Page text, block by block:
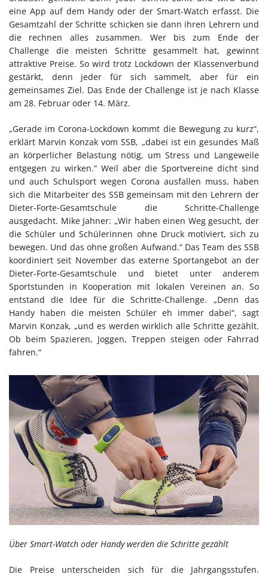
eine App auf dem Handy oder der Smart-Watch erfasst. Die
Gesamtzahl der Schritte schicken sie dann ihren Lehrern und
die rechnen alles zusammen. Wer bis zum Ende der
Challenge die meisten Schritte gesammelt hat, gewinnt
attraktive Preise. So wird trotz Lockdown der Klassenverbund
gestärkt, denn jeder für sich sammelt, aber für ein
gemeinsames Ziel. Das Ende der Challenge ist je nach Klasse
am 28. Februar oder 14. März.
„Gerade im Corona-Lockdown kommt die Bewegung zu kurz“,
erklärt Marvin Konzak vom SSB, „dabei ist ein gesundes Maß
an körperlicher Belastung nötig, um Stress und Langeweile
entgegen zu wirken.“ Weil aber die Sportvereine dicht sind
und auch Schulsport wegen Corona ausfallen muss, haben
sich die Mitarbeiter des SSB gemeinsam mit den Lehrern der
Dieter-Forte-Gesamtschule die Schritte-Challenge
ausgedacht. Mike Jahner: „Wir haben einen Weg gesucht, der
die Schüler und Schülerinnen ohne Druck motiviert, sich zu
bewegen. Und das ohne großen Aufwand.“ Das Team des SSB
koordiniert seit November das externe Sportangebot an der
Dieter-Forte-Gesamtschule und bietet unter anderem
Sportstunden in Kooperation mit lokalen Vereinen an. So
entstand die Idee für die Schritte-Challenge. „Denn das
Handy haben die meisten Schüler eh immer dabei“, sagt
Marvin Konzak, „und es werden wirklich alle Schritte gezählt.
Ob beim Spazieren, Joggen, Treppen steigen oder Fahrrad
fahren.“
Über Smart-Watch oder Handy werden die Schritte gezählt
Die Preise unterscheiden sich für die Jahrgangsstufen.